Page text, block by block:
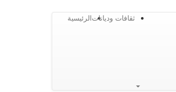
الرئيسيةثقافات وديانات